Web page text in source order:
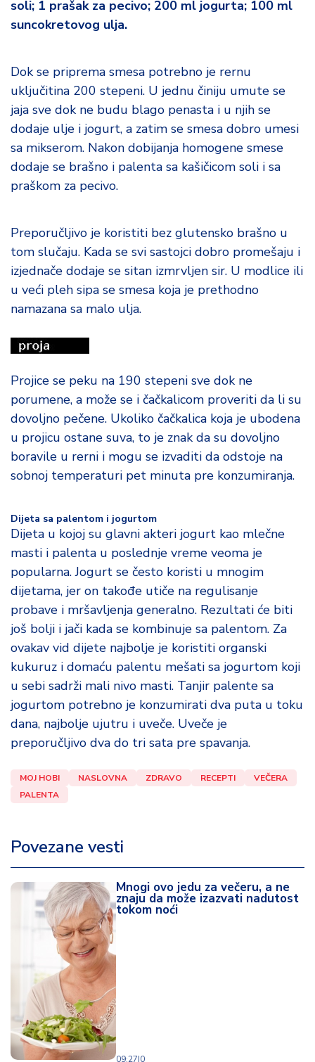
soli; 1 prašak za pecivo; 200 ml jogurta; 100 ml
suncokretovog ulja.
Dok se priprema smesa potrebno je rernu
uključitina 200 stepeni. U jednu činiju umute se
jaja sve dok ne budu blago penasta i u njih se
dodaje ulje i jogurt, a zatim se smesa dobro umesi
sa mikserom. Nakon dobijanja homogene smese
dodaje se brašno i palenta sa kašičicom soli i sa
praškom za pecivo.
Preporučljivo je koristiti bez glutensko brašno u
tom slučaju. Kada se svi sastojci dobro promešaju i
izjednače dodaje se sitan izmrvljen sir. U modlice ili
u veći pleh sipa se smesa koja je prethodno
namazana sa malo ulja.
Projice se peku na 190 stepeni sve dok ne
porumene, a može se i čačkalicom proveriti da li su
dovoljno pečene. Ukoliko čačkalica koja je ubodena
u projicu ostane suva, to je znak da su dovoljno
boravile u rerni i mogu se izvaditi da odstoje na
sobnoj temperaturi pet minuta pre konzumiranja.
Dijeta sa palentom i jogurtom
Dijeta u kojoj su glavni akteri jogurt kao mlečne
masti i palenta u poslednje vreme veoma je
popularna. Jogurt se često koristi u mnogim
dijetama, jer on takođe utiče na regulisanje
probave i mršavljenja generalno. Rezultati će biti
još bolji i jači kada se kombinuje sa palentom. Za
ovakav vid dijete najbolje je koristiti organski
kukuruz i domaću palentu mešati sa jogurtom koji
u sebi sadrži mali nivo masti. Tanjir palente sa
jogurtom potrebno je konzumirati dva puta u toku
dana, najbolje ujutru i uveče. Uveče je
preporučljivo dva do tri sata pre spavanja.
MOJ HOBI NASLOVNA ZDRAVO RECEPTI
VEČERA
PALENTA
Povezane vesti
Mnogi ovo jedu za večeru, a ne
znaju da može izazvati nadutost
tokom noći
09:27|0